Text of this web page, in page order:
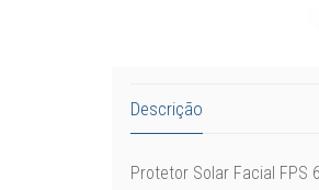
Descrição
Protetor Solar Facial FPS